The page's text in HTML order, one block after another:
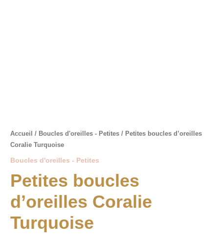
Accueil / Boucles d'oreilles - Petites / Petites boucles d’oreilles
Coralie Turquoise
Boucles d'oreilles - Petites
Petites boucles
d’oreilles Coralie
Turquoise